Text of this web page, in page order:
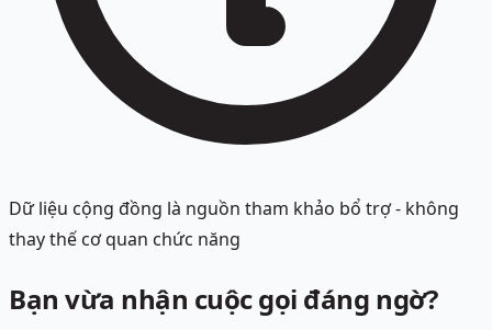
Dữ liệu cộng đồng là nguồn tham khảo bổ trợ - không
thay thế cơ quan chức năng
Bạn vừa nhận cuộc gọi đáng ngờ?